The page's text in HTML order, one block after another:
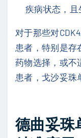
疾病状态，且
对于那些对
患者，特别是存
药物选择，或不
患者，戈沙妥珠
德曲妥珠